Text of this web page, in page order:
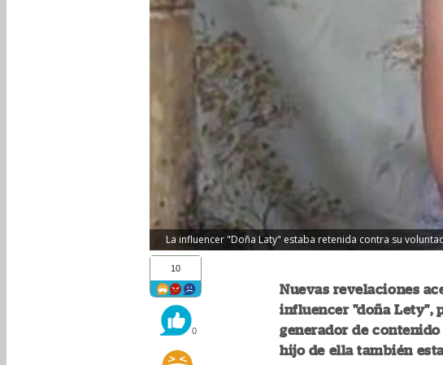
La influencer "Doña Laty" estaba retenida contra su
10
0
Nuevas revelaciones
influencer "doña Lety",
generador de
hijo de ella también